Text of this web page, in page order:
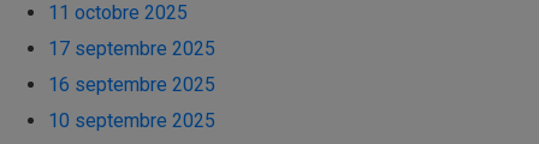
11 octobre 2025
17 septembre 2025
16 septembre 2025
10 septembre 2025